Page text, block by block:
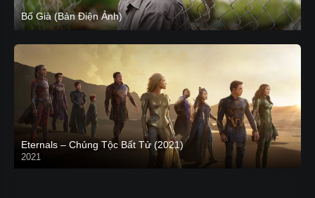
Bố Già (Bản Điện Ảnh)
Eternals – Chủng Tộc Bất Tử (2021)
2021
Trailer